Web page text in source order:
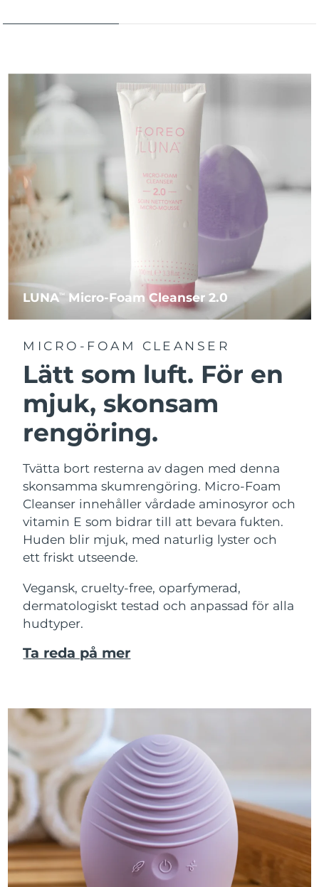
LUNATM Micro-Foam Cleanser 2.0
MICRO-FOAM CLEANSER
Lätt som luft. För en
mjuk, skonsam
rengöring.
Tvätta bort resterna av dagen med denna
skonsamma skumrengöring. Micro-Foam
Cleanser innehåller vårdade aminosyror och
vitamin E som bidrar till att bevara fukten.
Huden blir mjuk, med naturlig lyster och
ett friskt utseende.
Vegansk, cruelty-free, oparfymerad,
dermatologiskt testad och anpassad för alla
hudtyper.
Ta reda på mer